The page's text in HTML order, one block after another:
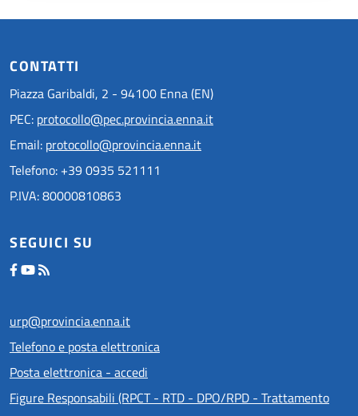
CONTATTI
Piazza Garibaldi, 2 - 94100 Enna (EN)
PEC: protocollo@pec.provincia.enna.it
Email: protocollo@provincia.enna.it
Telefono: +39 0935 521111
P.IVA: 80000810863
SEGUICI SU
urp@provincia.enna.it
Telefono e posta elettronica
Posta elettronica - accedi
Figure Responsabili (RPCT - RTD - DPO/RPD - Trattamento